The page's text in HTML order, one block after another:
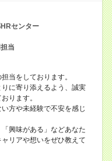
センター
当
当をしております。
に寄り添えるよう、誠実
ります。
方や未経験で不安を感じ
「興味がある」などあなた
リアや想いをぜひ教えて